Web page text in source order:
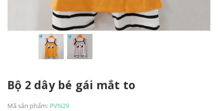
Bộ 2 dây bé gái mắt to
Mã sản phẩm: PVN29